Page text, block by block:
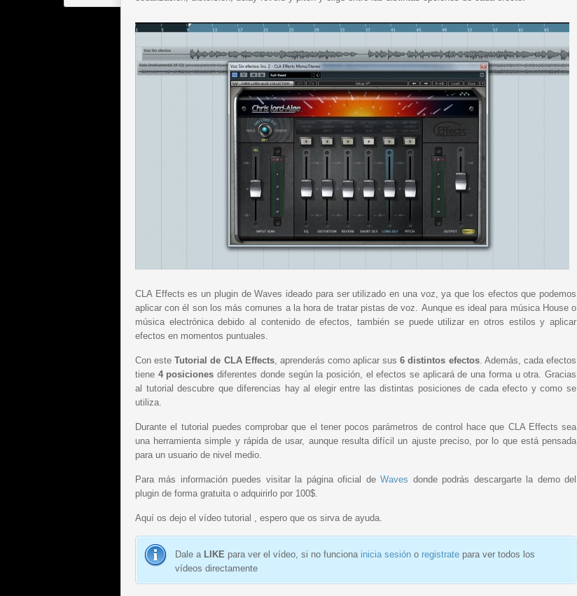
CLA Effects es un plugin de Waves ideado para ser utilizado en una voz, ya que los efectos que podemos
aplicar con él son los más comunes a la hora de tratar pistas de voz. Aunque es ideal para música House o
música electrónica debido al contenido de efectos, también se puede utilizar en otros estilos y aplicar
efectos en momentos puntuales.
Con esteTutorial de CLA Effects, aprenderás como aplicar sus6 distintos efectos. Además, cada efectos
tiene 4 posiciones diferentes donde según la posición, el efectos se aplicará de una forma u otra. Gracias
al tutorial descubre que diferencias hay al elegir entre las distintas posiciones de cada efecto y como se
utiliza.
Durante el tutorial puedes comprobar que el tener pocos parámetros de control hace que CLA Effects sea
una herramienta simple y rápida de usar, aunque resulta difícil un ajuste preciso, por lo que está pensada
para un usuario de nivel medio.
Para más información puedes visitar la página oficial deWaves donde podrás descargarte la demo del
plugin de forma gratuita o adquirirlo por 100$.
Aquí os dejo el vídeo tutorial , espero que os sirva de ayuda.
Dale aLIKE para ver el vídeo, si no funciona inicia sesión o registrate para ver todos los
vídeos directamente